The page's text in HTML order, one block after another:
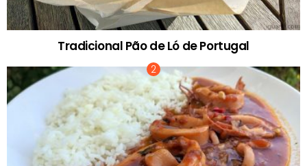
Tradicional Pão de Ló de Portugal